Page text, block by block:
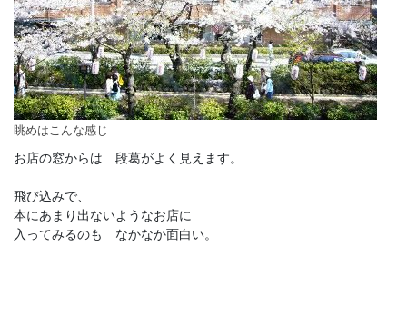
眺めはこんな感じ
お店の窓からは 段葛がよく見えます。
飛び込みで、
本にあまり出ないようなお店に
入ってみるのも なかなか面白い。